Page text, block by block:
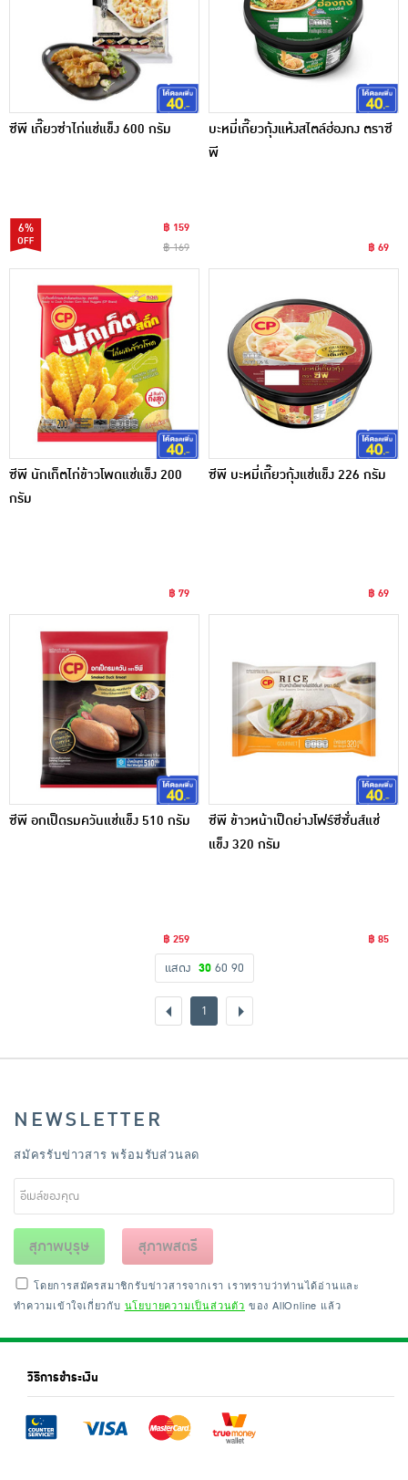
ซีพี เกี๊ยวซ่าไก่แช่แข็ง 600 กรัม
6%
฿ 159
฿ 169
บะหมี่เกี๊ยวกุ้งแห้งสไตล์ฮ่องกง ตราซี
พี
฿ 69
ซีพี นักเก็ตไก่ข้าวโพดแช่แข็ง 200
กรัม
฿ 79
ซีพี บะหมี่เกี๊ยวกุ้งแช่แข็ง 226 กรัม
฿ 69
ซีพี อกเป็ดรมควันแช่แข็ง 510 กรัม
฿ 259
ซีพี ข้าวหน้าเป็ดย่างโฟร์ซีซั่นส์แช่
แข็ง 320 กรัม
฿ 85
แสดง 30 60 90
1
NEWSLETTER
สมัครรับข่าวสาร พร้อมรับส่วนลด
สุภาพบุรุษ สุภาพสตรี
โดยการสมัครสมาชิกรับข่าวสารจากเรา เราทราบว่าท่านได้อ่านและ
ทำความเข้าใจเกี่ยวกับ นโยบายความเป็นส่วนตัว ของ AllOnline แล้ว
วิธีการชำระเงิน